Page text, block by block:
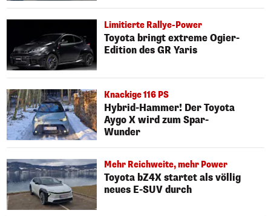
Limitierte Rallye-Power
Toyota bringt extreme Ogier-
Edition des GR Yaris
Knackige 116 PS
Hybrid-Hammer! Der Toyota
Aygo X wird zum Spar-
Wunder
Mehr Reichweite, mehr Power
Toyota bZ4X startet als völlig
neues E-SUV durch